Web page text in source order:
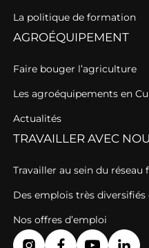
La politique de formation
AGROÉQUIPEMENT
Faire bouger l’agriculture
Les agroéquipements en
Actualités
TRAVAILLER AVEC
Travailler au sein du réseau
Des emplois très diversifiés
Nos offres d’emploi